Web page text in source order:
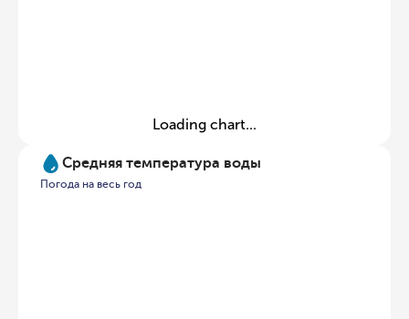
Loading chart...
Средняя температура воды
Погода на весь год